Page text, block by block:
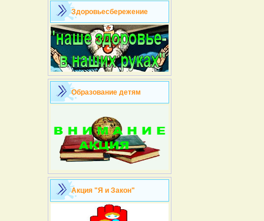
Здоровьесбережение
Образование детям
Акция "Я и Закон"